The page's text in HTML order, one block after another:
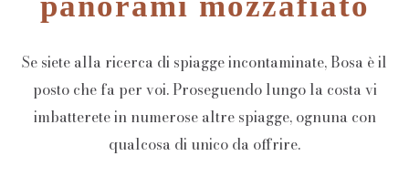
Se siete alla ricerca di spiagge incontaminate, Bosa è il
posto che fa per voi. Proseguendo lungo la costa vi
imbatterete in numerose altre spiagge, ognuna con
qualcosa di unico da offrire.